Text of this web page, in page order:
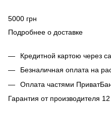
100 грн при
5000 грн
Подробнее о доставке
Кредитной картою через
Безналичная оплата на
Оплата частями
Гарантия от производителя